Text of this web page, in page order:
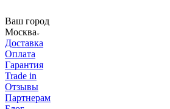
Ваш город
Москва
Доставка
Оплата
Гарантия
Trade in
Отзывы
Партнерам